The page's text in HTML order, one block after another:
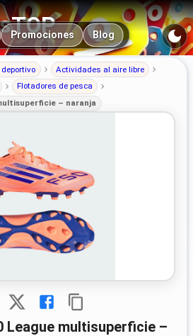
principal
Promociones Blog
Actividades al aire libre
Flotadores de pesca
– naranja